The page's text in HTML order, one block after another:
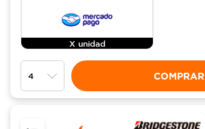
X unidad
COMPRAR